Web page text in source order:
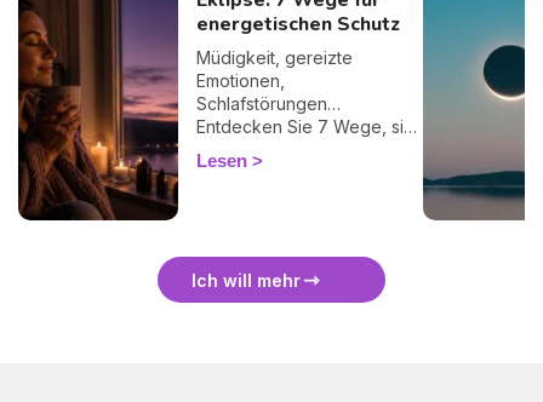
energetischen Schutz
Müdigkeit, gereizte
Emotionen,
Schlafstörungen…
Entdecken Sie 7 Wege, sich
bei einer Finsternis
energetisch zu schützen
Lesen
Ich will mehr